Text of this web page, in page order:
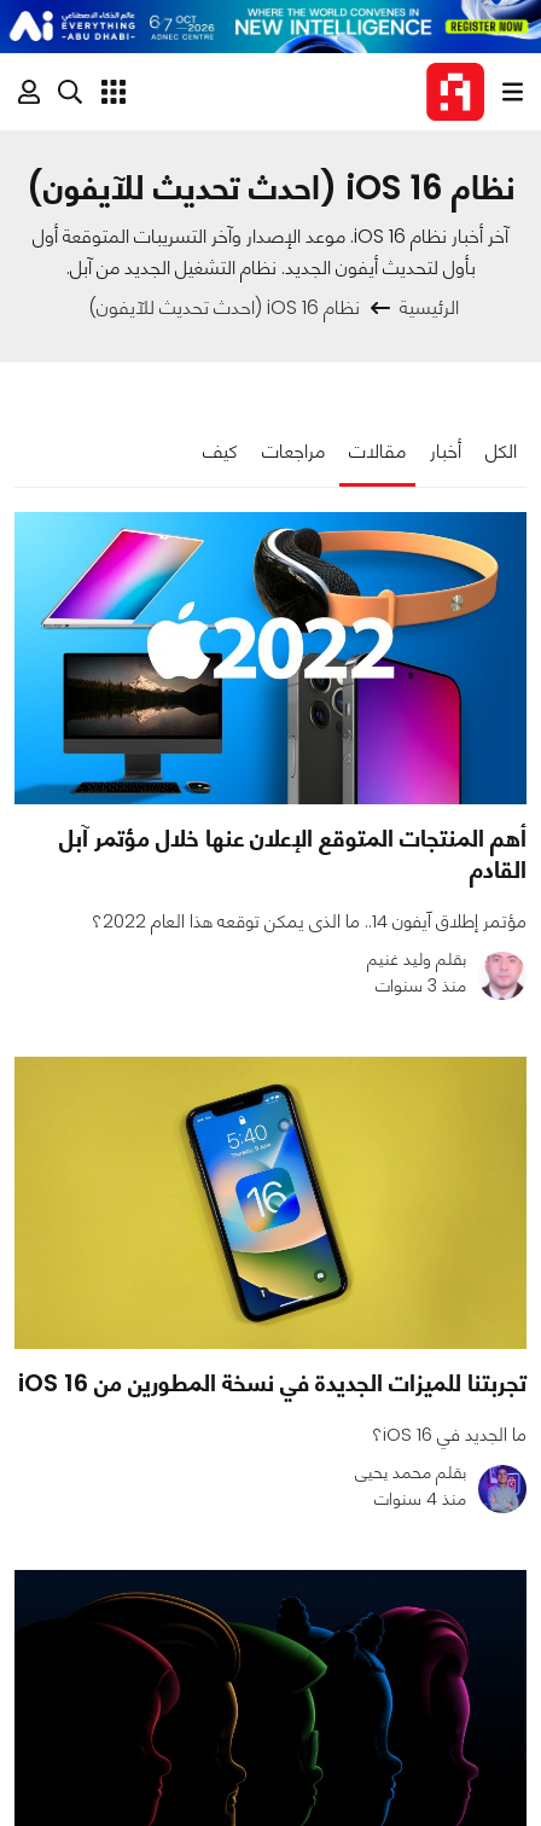
نظام 16 iOS (احدث تحديث للآيفون)
آخر أخبار نظام iOS 16. موعد الإصدار وآخر التسريبات المتوقعة أول
بأول لتحديث أيفون الجديد. نظام التشغيل الجديد من آبل.
الرئيسية
نظام 16 iOS (احدث تحديث للآيفون)
الكل أخبار مقالات مراجعات كيف
أهم المنتجات المتوقع الإعلان عنها خلال مؤتمر آبل
القادم
مؤتمر إطلاق آيفون 14.. ما الذى يمكن توقعه هذا العام 2022؟
بقلم وليد غنيم
منذ 3 سنوات
4792
0
تجربتنا للميزات الجديدة في نسخة المطورين من iOS 16
ما الجديد في iOS 16؟
بقلم محمد يحيى
منذ 4 سنوات